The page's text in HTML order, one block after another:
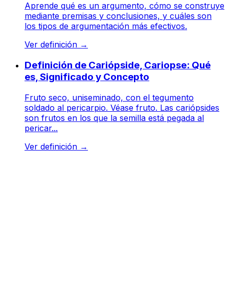
Aprende qué es un argumento, cómo se construye
mediante premisas y conclusiones, y cuáles son
los tipos de argumentación más efectivos.
Ver definición →
Definición de Cariópside, Cariopse: Qué
es, Significado y Concepto
Fruto seco, uniseminado, con el tegumento
soldado al pericarpio. Véase fruto. Las cariópsides
son frutos en los que la semilla está pegada al
pericar...
Ver definición →